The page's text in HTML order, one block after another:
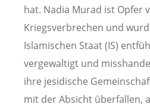
hat. Nadia Murad ist Opfer
Kriegsverbrechen und
Islamischen Staat (IS)
vergewaltigt und
ihre jesidische
mit der Absicht überfallen,